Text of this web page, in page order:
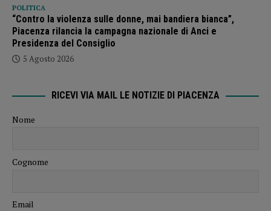
POLITICA
“Contro la violenza sulle donne, mai bandiera bianca”,
Piacenza rilancia la campagna nazionale di Anci e
Presidenza del Consiglio
5 Agosto 2026
RICEVI VIA MAIL LE NOTIZIE DI PIACENZA
Nome
Cognome
Email